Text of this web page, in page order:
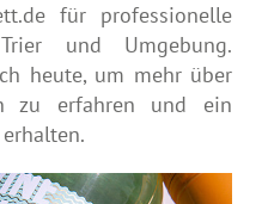
für professionelle
und Umgebung.
heute, um mehr über
zu erfahren und ein